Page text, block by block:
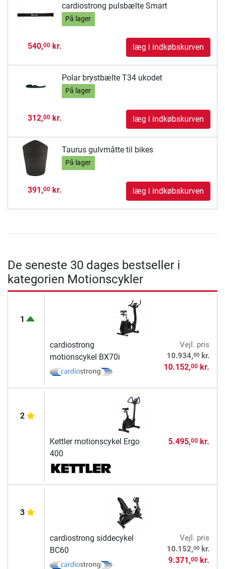
cardiostrong pulsbælte Smart
På lager
540,00kr. læg i indkøbskurven
Polar brystbælte T34 ukodet
På lager
312,00kr. læg i indkøbskurven
Taurus gulvmåtte til bikes
På lager
391,00kr. læg i indkøbskurven
De seneste 30 dages bestseller i
kategorien Motionscykler
1
cardiostrong
motionscykel BX70i
Vejl. pris
10.934,00kr.
10.152,00kr.
2
Kettler motionscykel Ergo
400
5.495,00kr.
3
cardiostrong siddecykel
BC60
Vejl. pris
10.152,00kr.
9.371,00kr.